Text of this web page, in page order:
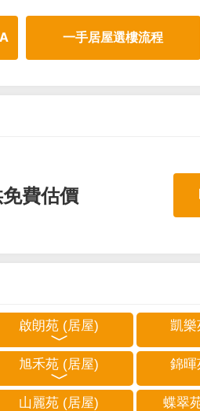
一手居屋選樓流程
費估價
啟朗苑 (居屋) 凱樂
旭禾苑 (居屋) 錦暉
山麗苑 (居屋) 蝶翠